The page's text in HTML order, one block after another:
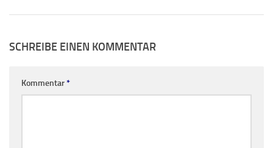
SCHREIBE EINEN KOMMENTAR
Kommentar*